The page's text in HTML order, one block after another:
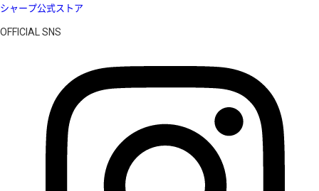
シャープ公式ストア
OFFICIAL SNS